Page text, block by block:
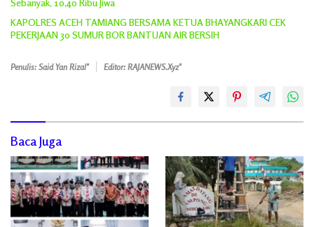
KAPOLRES ACEH TAMIANG BERSAMA KETUA BHAYANGKARI CEK
PEKERJAAN 30 SUMUR BOR BANTUAN AIR BERSIH
Penulis: Said Yan Rizal" Editor: RAJANEWS.Xyz"
Baca Juga